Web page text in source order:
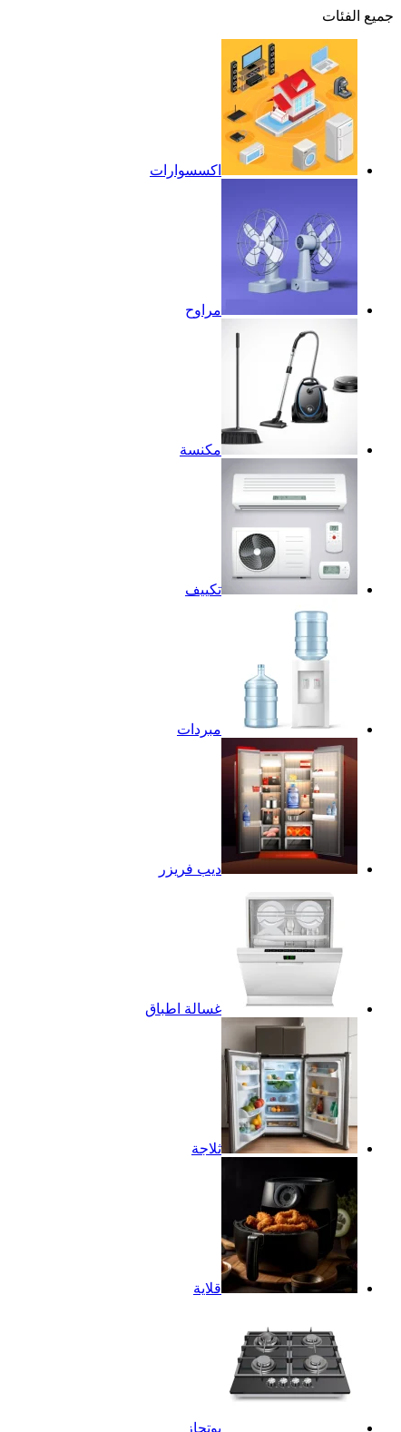
جميع الفئات
اكسسوارات
مراوح
مكنسة
تكييف
مبردات
ديب فريزر
غسالة اطباق
ثلاجة
قلاية
بوتجاز